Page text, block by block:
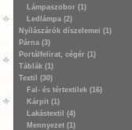
Lámpaszobor (1)
Ledlámpa (2)
Nyílászárók díszelemei (1)
Párna (3)
Portálfelirat, cégér (1)
Táblák (1)
Textil (30)
Fal- és tértextilek (16)
Kárpit (1)
Lakástextil (4)
Mennyezet (1)